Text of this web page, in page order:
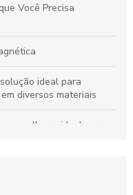
Você Precisa
ideal para
diversos materiais
escolher o ideal para